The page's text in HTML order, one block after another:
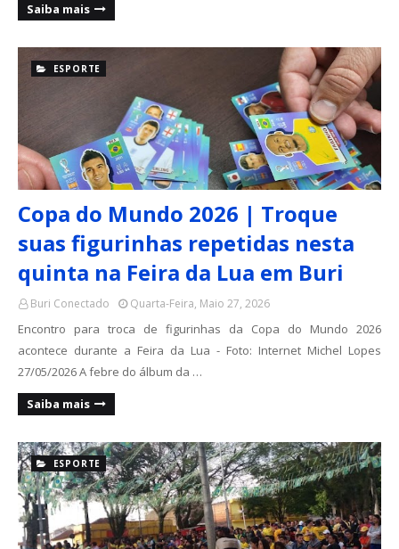
Saiba mais
ESPORTE
Copa do Mundo 2026 | Troque
suas figurinhas repetidas nesta
quinta na Feira da Lua em Buri
Buri Conectado Quarta-Feira, Maio 27, 2026
Encontro para troca de figurinhas da Copa do Mundo 2026
acontece durante a Feira da Lua - Foto: Internet Michel Lopes
27/05/2026 A febre do álbum da …
Saiba mais
ESPORTE